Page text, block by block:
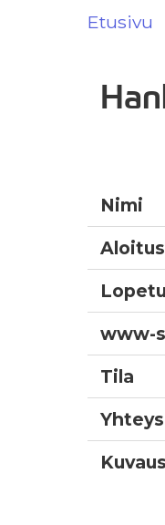
Etusivu
Nimi
www-
Tila
Kuvaus